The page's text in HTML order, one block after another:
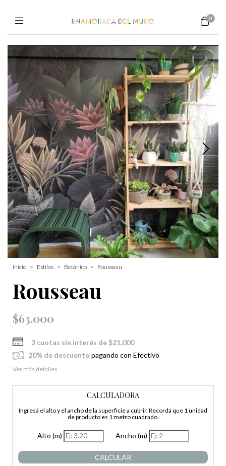
0
1/5
Inicio > Estilos > Botánico > Rousseau
Rousseau
$63.000
3 cuotas sin interés de $21.000
20% de descuento pagando con Efectivo
Ver más detalles
CALCULADORA
Ingresá el alto y el ancho de la superficie a cubrir. Recordá que 1 unidad
de producto es 1 metro cuadrado.
Alto (m) Ancho (m)
CALCULAR